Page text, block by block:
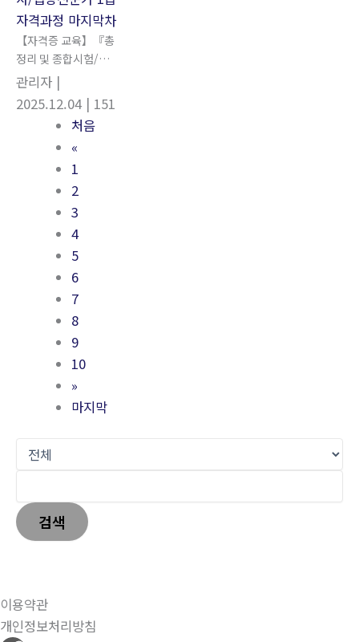
【자격증 교육】『총
정리 및 종합시험/수
료식』 제 37차 갈등
관리상담사/협상전문
가 1급 자격과정 마지
관리자 |
2025.12.04 | 151
처음
«
1
2
3
4
5
6
7
8
9
10
»
마지막
검색
이용약관
개인정보처리방침